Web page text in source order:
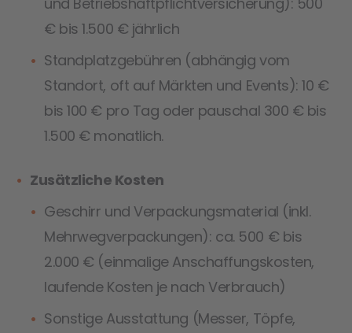
€ bis 1.500 € jährlich
Standplatzgebühren (abhängig vom
Standort, oft auf Märkten und Events): 10 €
bis 100 € pro Tag oder pauschal 300 € bis
1.500 € monatlich.
Zusätzliche Kosten
Geschirr und Verpackungsmaterial (inkl.
Mehrwegverpackungen): ca. 500 € bis
2.000 € (einmalige Anschaffungskosten,
laufende Kosten je nach Verbrauch)
Sonstige Ausstattung (Messer, Töpfe,